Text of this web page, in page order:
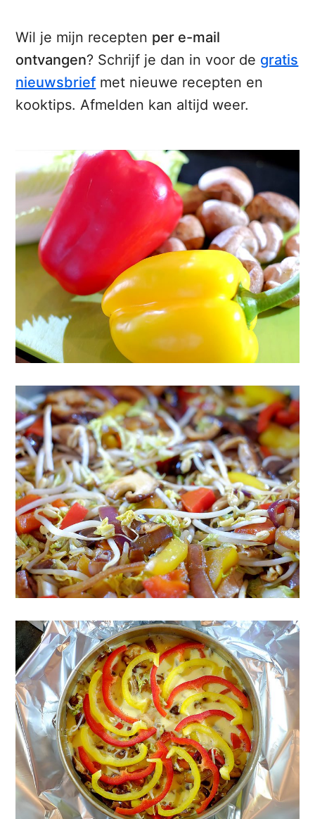
Wil je mijn recepten per e-mail
ontvangen? Schrijf je dan in voor de gratis
nieuwsbrief met nieuwe recepten en
kooktips. Afmelden kan altijd weer.